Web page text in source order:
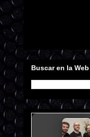
Buscar en la Web